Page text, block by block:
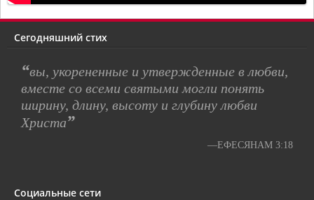
Сегодняшний стих
“вы, укорененные и утвержденные в любви,
вместе со всеми святыми могли понять
ширину, длину, высоту и глубину любви
Христа”
—ЕФЕСЯНАМ 3:18
Социальные сети